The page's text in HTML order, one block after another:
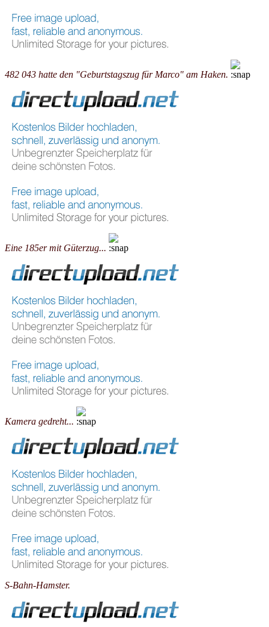
482 043 hatte den "Geburtstagszug für Marco" am Haken.
Eine 185er mit Güterzug...
Kamera gedreht...
S-Bahn-Hamster.